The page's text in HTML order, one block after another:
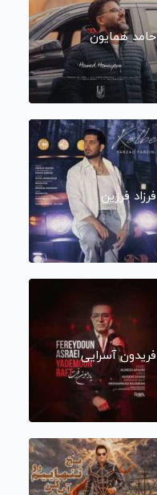
حامد همایون
فرزاد فرزین
فریدون آسرایی